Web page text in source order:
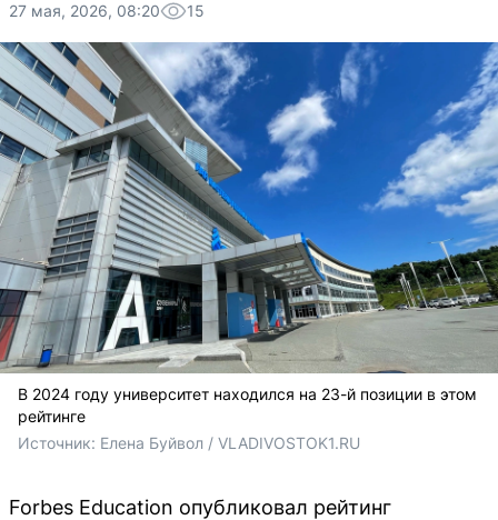
27 мая, 2026, 08:20 15
В 2024 году университет находился на 23-й позиции в этом
рейтинге
Источник: Елена Буйвол / VLADIVOSTOK1.RU
Forbes Education опубликовал рейтинг